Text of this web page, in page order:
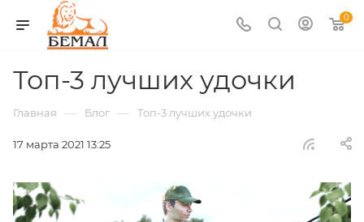
0
Топ-3 лучших удочки
Главная — Блог — Топ-3 лучших удочки
17 марта 2021 13:25